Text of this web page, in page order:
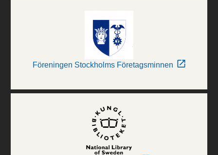
Föreningen Stockholms Företagsminnen